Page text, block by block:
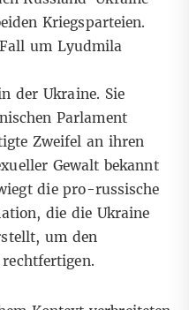
Kriegsparteien.
um Lyudmila
der Ukraine. Sie
Parlament
Zweifel an ihren
Gewalt bekannt
die pro-russische
die die Ukraine
, um den